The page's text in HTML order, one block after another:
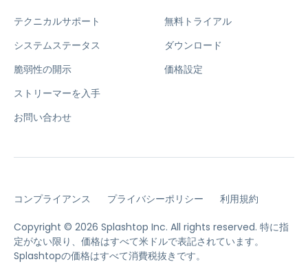
テクニカルサポート
システムステータス
脆弱性の開示
ストリーマーを入手
お問い合わせ
無料トライアル
ダウンロード
価格設定
コンプライアンス プライバシーポリシー 利用規約
Copyright © 2026 Splashtop Inc. All rights reserved. 特に指
定がない限り、価格はすべて米ドルで表記されています。
Splashtopの価格はすべて消費税抜きです。